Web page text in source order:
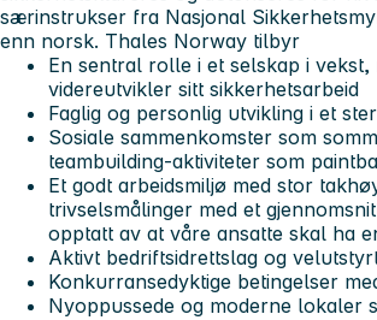
særinstrukser fra Nasjonal
enn norsk. Thales Norway tilbyr
En sentral rolle i et selskap i
videreutvikler sitt sikkerhetsarbeid
Faglig og personlig utvikling i et
Sosiale sammenkomster som
teambuilding-aktiviteter som
Et godt arbeidsmiljø med stor
trivselsmålinger med et
opptatt av at våre ansatte skal ha
Aktivt bedriftsidrettslag og
Konkurransedyktige betingelser
Nyoppussede og moderne lokaler